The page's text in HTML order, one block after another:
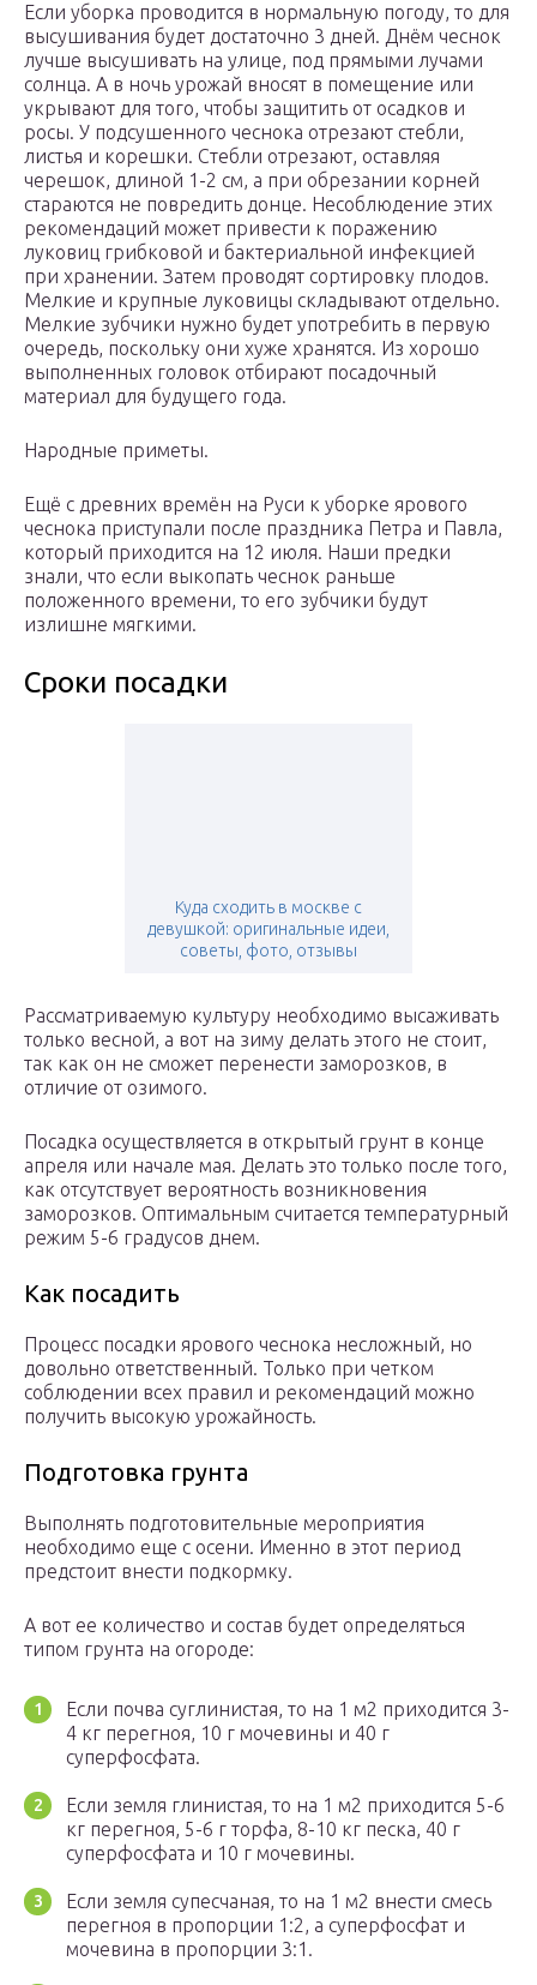
Если уборка проводится в нормальную погоду, то для
высушивания будет достаточно 3 дней. Днём чеснок
лучше высушивать на улице, под прямыми лучами
солнца. А в ночь урожай вносят в помещение или
укрывают для того, чтобы защитить от осадков и
росы. У подсушенного чеснока отрезают стебли,
листья и корешки. Стебли отрезают, оставляя
черешок, длиной 1-2 см, а при обрезании корней
стараются не повредить донце. Несоблюдение этих
рекомендаций может привести к поражению
луковиц грибковой и бактериальной инфекцией
при хранении. Затем проводят сортировку плодов.
Мелкие и крупные луковицы складывают отдельно.
Мелкие зубчики нужно будет употребить в первую
очередь, поскольку они хуже хранятся. Из хорошо
выполненных головок отбирают посадочный
материал для будущего года.
Народные приметы.
Ещё с древних времён на Руси к уборке ярового
чеснока приступали после праздника Петра и Павла,
который приходится на 12 июля. Наши предки
знали, что если выкопать чеснок раньше
положенного времени, то его зубчики будут
излишне мягкими.
Сроки посадки
Куда сходить в москве с
девушкой: оригинальные идеи,
советы, фото, отзывы
Рассматриваемую культуру необходимо высаживать
только весной, а вот на зиму делать этого не стоит,
так как он не сможет перенести заморозков, в
отличие от озимого.
Посадка осуществляется в открытый грунт в конце
апреля или начале мая. Делать это только после того,
как отсутствует вероятность возникновения
заморозков. Оптимальным считается температурный
режим 5-6 градусов днем.
Как посадить
Процесс посадки ярового чеснока несложный, но
довольно ответственный. Только при четком
соблюдении всех правил и рекомендаций можно
получить высокую урожайность.
Подготовка грунта
Выполнять подготовительные мероприятия
необходимо еще с осени. Именно в этот период
предстоит внести подкормку.
А вот ее количество и состав будет определяться
типом грунта на огороде:
Если почва суглинистая, то на 1 м2 приходится 3-
4 кг перегноя, 10 г мочевины и 40 г
суперфосфата.
Если земля глинистая, то на 1 м2 приходится 5-6
кг перегноя, 5-6 г торфа, 8-10 кг песка, 40 г
суперфосфата и 10 г мочевины.
Если земля супесчаная, то на 1 м2 внести смесь
перегноя в пропорции 1:2, а суперфосфат и
мочевина в пропорции 3:1.